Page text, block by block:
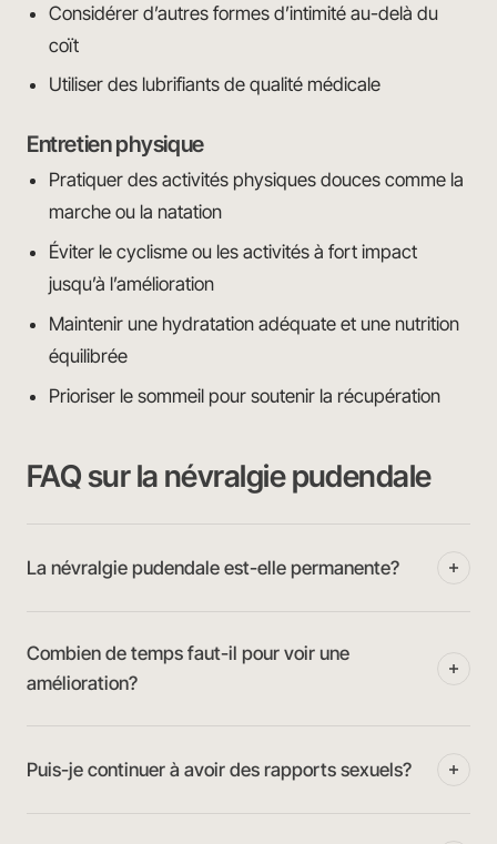
Considérer d’autres formes d’intimité au-delà du
coït
Utiliser des lubrifiants de qualité médicale
Entretien physique
Pratiquer des activités physiques douces comme la
marche ou la natation
Éviter le cyclisme ou les activités à fort impact
jusqu’à l’amélioration
Maintenir une hydratation adéquate et une nutrition
équilibrée
Prioriser le sommeil pour soutenir la récupération
FAQ sur la névralgie pudendale
La névralgie pudendale est-elle permanente?
Combien de temps faut-il pour voir une
amélioration?
Puis-je continuer à avoir des rapports sexuels?